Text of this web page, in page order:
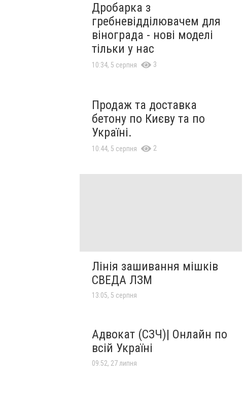
Дробарка з
гребневідділювачем для
вінограда - нові моделі
тільки у нас
10:34, 5 серпня 3
Продаж та доставка
бетону по Києву та по
Україні.
10:44, 5 серпня 2
Лінія зашивання мішків
СВЕДА ЛЗМ
13:05, 5 серпня
Адвокат (СЗЧ)| Онлайн по
всій Україні
09:52, 27 липня